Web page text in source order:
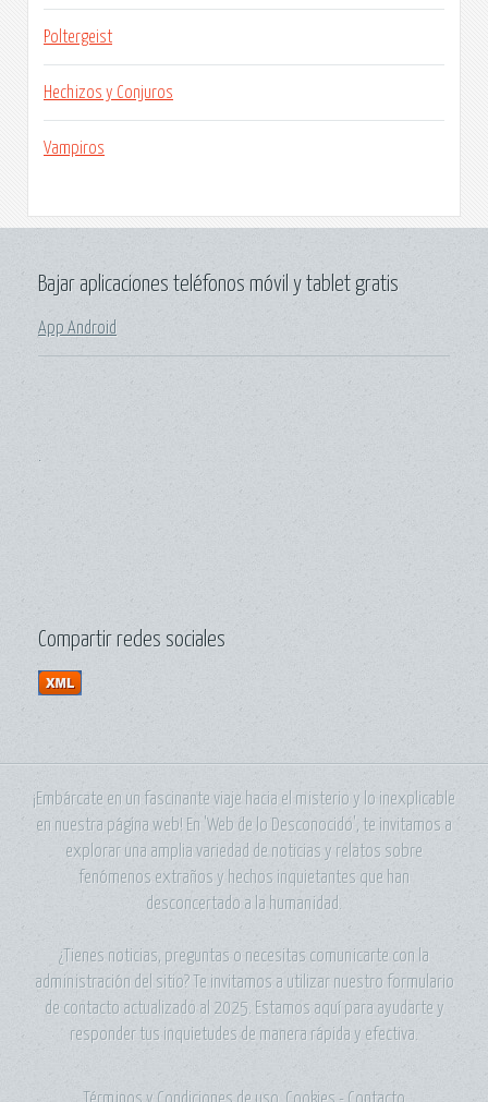
Poltergeist
Hechizos y Conjuros
Vampiros
Bajar aplicaciones teléfonos móvil y tablet gratis
App Android
Compartir redes sociales
¡Embárcate en un fascinante viaje hacia el misterio y lo inexplicable
en nuestra página web! En 'Web de lo Desconocido', te invitamos a
explorar una amplia variedad de noticias y relatos sobre
fenómenos extraños y hechos inquietantes que han
desconcertado a la humanidad.
¿Tienes noticias, preguntas o necesitas comunicarte con la
administración del sitio? Te invitamos a utilizar nuestro formulario
de contacto actualizado al 2025. Estamos aquí para ayudarte y
responder tus inquietudes de manera rápida y efectiva.
Términos y Condiciones de uso Cookies - Contacto